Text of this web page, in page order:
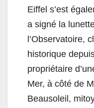
Eiffel s’est
a signé la
l’Observatoire,
historique
propriétaire
Mer, à côté de
Beausoleil,